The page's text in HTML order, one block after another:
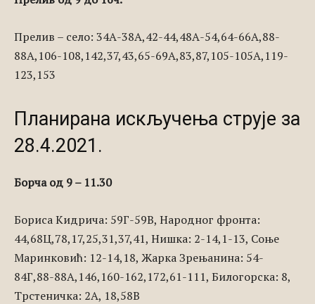
Прелив – село: 34А-38А,42-44,48А-54,64-66А,88-
88А,106-108,142,37,43,65-69А,83,87,105-105А,119-
123,153
Планирана искључења струје за
28.4.2021.
Борча од 9 – 11.30
Бориса Кидрича: 59Г-59В, Народног фронта:
44,68Ц,78,17,25,31,37,41, Нишка: 2-14,1-13, Соње
Маринковић: 12-14,18, Жарка Зрењанина: 54-
84Г,88-88А,146,160-162,172,61-111, Билогорска: 8,
Трстеничка: 2А, 18,58В